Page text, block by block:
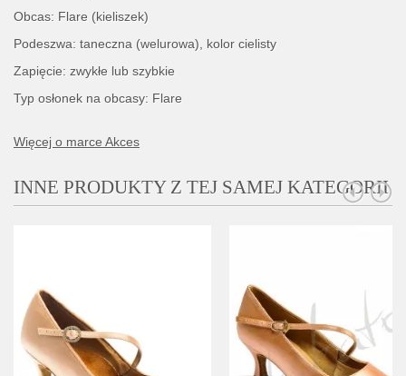
Obcas: Flare (kieliszek)
Podeszwa: taneczna (welurowa), kolor cielisty
Zapięcie: zwykłe lub szybkie
Typ osłonek na obcasy: Flare
Więcej o marce Akces
INNE PRODUKTY Z TEJ SAMEJ KATEGORII